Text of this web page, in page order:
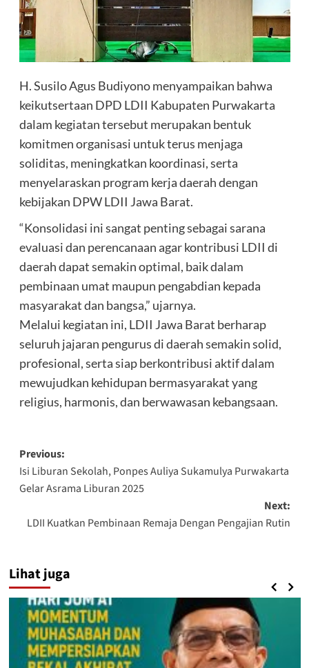
H. Susilo Agus Budiyono menyampaikan bahwa
keikutsertaan DPD LDII Kabupaten Purwakarta
dalam kegiatan tersebut merupakan bentuk
komitmen organisasi untuk terus menjaga
soliditas, meningkatkan koordinasi, serta
menyelaraskan program kerja daerah dengan
kebijakan DPW LDII Jawa Barat.
“Konsolidasi ini sangat penting sebagai sarana
evaluasi dan perencanaan agar kontribusi LDII di
daerah dapat semakin optimal, baik dalam
pembinaan umat maupun pengabdian kepada
masyarakat dan bangsa,” ujarnya.
Melalui kegiatan ini, LDII Jawa Barat berharap
seluruh jajaran pengurus di daerah semakin solid,
profesional, serta siap berkontribusi aktif dalam
mewujudkan kehidupan bermasyarakat yang
religius, harmonis, dan berwawasan kebangsaan.
Post
navigation
Previous:
Isi Liburan Sekolah, Ponpes Auliya Sukamulya Purwakarta
Gelar Asrama Liburan 2025
Next:
LDII Kuatkan Pembinaan Remaja Dengan Pengajian Rutin
Lihat juga